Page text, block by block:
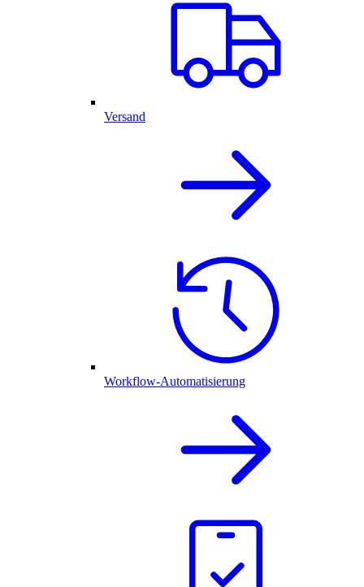
Versand
Workflow-Automatisierung